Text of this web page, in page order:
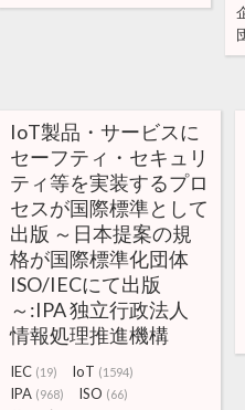
IoT製品・サービスに
セーフティ・セキュリ
ティ等を実装するプロ
セスが国際標準として
出版 ～日本提案の規
格が国際標準化団体
ISO/IECにて出版
～:IPA 独立行政法人
情報処理推進機構
IEC (19) IoT (1594)
IPA (968) ISO (66)